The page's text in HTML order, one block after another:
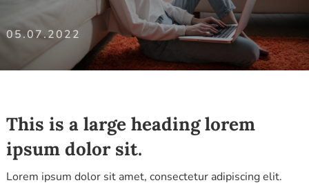
05.07.2022
This is a large heading lorem
ipsum dolor sit.
Lorem ipsum dolor sit amet, consectetur adipiscing elit.